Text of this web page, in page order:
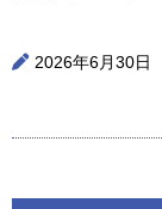
2026年6月30日